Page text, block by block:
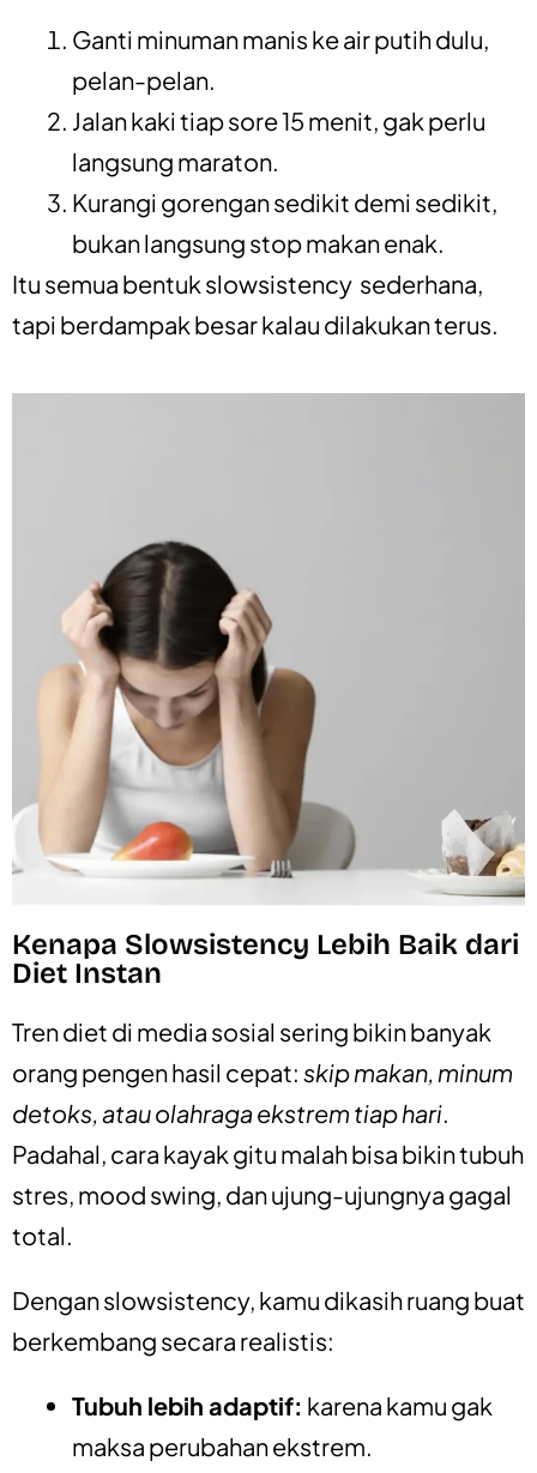
Ganti minuman manis ke air putih dulu,
pelan-pelan.
Jalan kaki tiap sore 15 menit, gak perlu
langsung maraton.
Kurangi gorengan sedikit demi sedikit,
bukan langsung stop makan enak.
Itu semua bentuk slowsistency sederhana,
tapi berdampak besar kalau dilakukan terus.
Kenapa Slowsistency Lebih Baik dari
Diet Instan
Tren diet di media sosial sering bikin banyak
orang pengen hasil cepat: skip makan, minum
detoks, atau olahraga ekstrem tiap hari.
Padahal, cara kayak gitu malah bisa bikin tubuh
stres, mood swing, dan ujung-ujungnya gagal
total.
Dengan slowsistency, kamu dikasih ruang buat
berkembang secara realistis:
Tubuh lebih adaptif: karena kamu gak
maksa perubahan ekstrem.